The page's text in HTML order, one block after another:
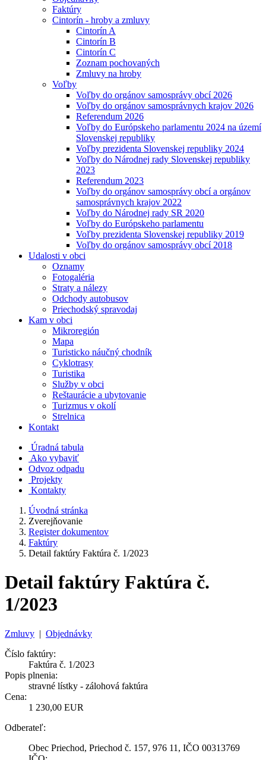
Faktúry
Cintorín - hroby a zmluvy
Cintorín A
Cintorín B
Cintorín C
Zoznam pochovaných
Zmluvy na hroby
Voľby
Voľby do orgánov samosprávy obcí 2026
Voľby do orgánov samosprávnych krajov 2026
Referendum 2026
Voľby do Európskeho parlamentu 2024 na území
Slovenskej republiky
Voľby prezidenta Slovenskej republiky 2024
Voľby do Národnej rady Slovenskej republiky
2023
Referendum 2023
Voľby do orgánov samosprávy obcí a orgánov
samosprávnych krajov 2022
Voľby do Národnej rady SR 2020
Voľby do Európskeho parlamentu
Voľby prezidenta Slovenskej republiky 2019
Voľby do orgánov samosprávy obcí 2018
Udalosti v obci
Oznamy
Fotogaléria
Straty a nálezy
Odchody autobusov
Priechodský spravodaj
Kam v obci
Mikroregión
Mapa
Turisticko náučný chodník
Cyklotrasy
Turistika
Služby v obci
Reštaurácie a ubytovanie
Turizmus v okolí
Strelnica
Kontakt
Úradná tabula
Ako vybaviť
Odvoz odpadu
Projekty
Kontakty
Úvodná stránka
Zverejňovanie
Register dokumentov
Faktúry
Detail faktúry Faktúra č. 1/2023
Detail faktúry Faktúra č.
1/2023
Zmluvy | Objednávky
Číslo faktúry:
Faktúra č. 1/2023
Popis plnenia:
stravné lístky - zálohová faktúra
Cena:
1 230,00 EUR
Odberateľ:
Obec Priechod, Priechod č. 157, 976 11, IČO 00313769